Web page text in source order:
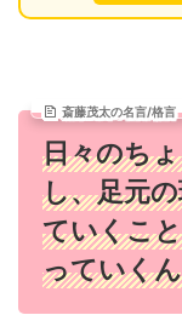
斎藤茂太の名言/格言
日々のち
し、足元
ていくこ
っていく